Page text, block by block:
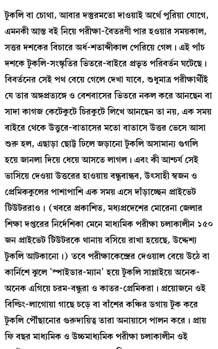
টুকলি বা চোথা, আবার দস্তুরমতো দাওয়াই অর্থে পুরিয়া যোগে,
এমনকী আস্ত বই নিয়ে পরীক্ষা-বৈতরণী পার হওয়ার সময়কাল,
সত্তর দশকের বিচারে অর্ধ-শতাব্দীকাল পেরিয়ে গেল। এই পাঁচ
দশকে টুকলি-সংস্কৃতির ভিতরে-বাইরে প্রভূত পরিবর্তন ঘটেছে।
বিবর্তনের সেই পথ বেয়ে গেলে দেখা যাবে, শুধুমাত্র পরীক্ষার্থীই
যে তার অঙ্গপ্রত্যঙ্গে ও বেশবাসের ভিতরে নকল করে আনছেন বা
সাদা কাগজ কেটেকুটে চিরকুটে লিখে আনছেন তা নয়, এক সময়
বাইরে থেকে উত্তুরে-বাতাসের মতো বাতাসে উত্তর ভেসে আসা
শুরু হল, এছাড়া ছোট্ট ঢিলে জড়ানো টুকলি অসামান্য গুগলি
হয়ে জানলা দিয়ে ধেয়ে আসতে লাগল। এবং কী আশ্চর্য সেই
ভাসিয়ে দেওয়া উত্তরের হাওয়ায় বন্ধুবান্ধব, উৎসাহী স্বজন ও
প্রেমিককুলের পাশাপাশি এক সময় এসে দাঁড়াচ্ছেন প্রাইভেট
টিউটররাও। (খবরে প্রকাশিত, মধ্যপ্রদেশের মোরেনা জেলার
শিক্ষা দপ্তরের নির্দেশিকা মেনে মাধ্যমিক পরীক্ষা চলাকালীন ১৫০
জন প্রাইভেট টিউটরকে থানায় বসিয়ে রাখা হয়েছে, উদ্দেশ্য
টুকলি আটকানো।) তবে পরীক্ষাকেন্দ্রের দেওয়াল বেয়ে উঠে বা
কার্নিশে ঝুলে ‘স্পাইডার-ম্যান’ হয়ে টুকলি সাপ্লাইয়ে অনেক-
অনেক এগিয়ে চরম-বন্ধুরা ও কাতর-প্রেমিকরা। প্রয়োজনে ওই
বিল্ডিং-লাগোয়া গাছে চড়ে বা বাঁশের কঞ্চির ডগায় টুক করে
টুকলি পৌঁছানোর গুরুদায়িত্ব তারা অনায়াসে পালন করে। প্রায়
ফি বছর মাধ্যমিক ও উচ্চমাধ্যমিক পরীক্ষা চলাকালীন ওই